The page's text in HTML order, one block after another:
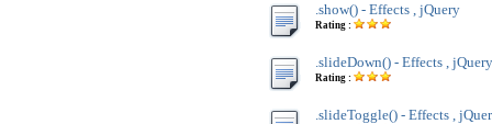
.show() - Effects , jQuery
Rating :
.slideDown() - Effects , jQuery
Rating :
.slideToggle() - Effects ,